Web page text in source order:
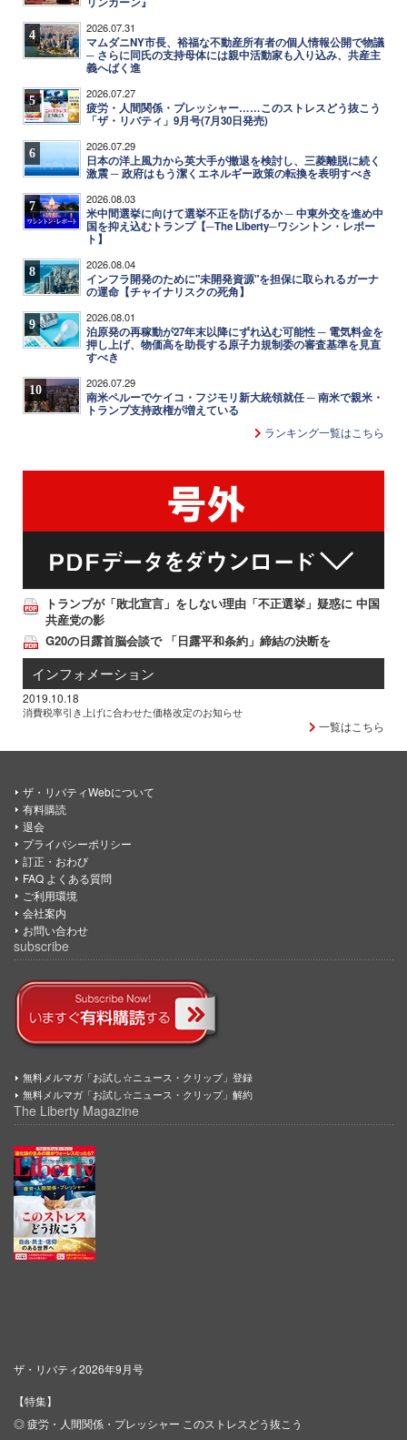
4 2026.07.31
マムダニNY市長、裕福な不動産所有者の個人情報公開で物議
─ さらに同氏の支持母体には親中活動家も入り込み、共産主
義へばく進
5 2026.07.27
疲労・人間関係・プレッシャー……このストレスどう抜こう
「ザ・リバティ」9月号(7月30日発売)
6 2026.07.29
日本の洋上風力から英大手が撤退を検討し、三菱離脱に続く
激震 ─ 政府はもう潔くエネルギー政策の転換を表明すべき
7 2026.08.03
米中間選挙に向けて選挙不正を防げるか ─ 中東外交を進め中
国を抑え込むトランプ【─The Liberty─ワシントン・レポー
ト】
8 2026.08.04
インフラ開発のために"未開発資源"を担保に取られるガーナ
の運命【チャイナリスクの死角】
9 2026.08.01
泊原発の再稼動が27年末以降にずれ込む可能性 ─ 電気料金を
押し上げ、物価高を助長する原子力規制委の審査基準を見直
すべき
10 2026.07.29
南米ペルーでケイコ・フジモリ新大統領就任 ─ 南米で親米・
トランプ支持政権が増えている
ランキング一覧はこちら
トランプが「敗北宣言」をしない理由「不正選挙」疑惑に 中国
共産党の影
G20の日露首脳会談で 「日露平和条約」締結の決断を
インフォメーション
2019.10.18
消費税率引き上げに合わせた価格改定のお知らせ
一覧はこちら
ザ・リバティWebについて
有料購読
退会
プライバシーポリシー
訂正・おわび
FAQ よくある質問
ご利用環境
会社案内
お問い合わせ
subscribe
無料メルマガ「お試し☆ニュース・クリップ」登録
無料メルマガ「お試し☆ニュース・クリップ」解約
The Liberty Magazine
ザ・リバティ2026年9月号
【特集】
◎ 疲労・人間関係・プレッシャー このストレスどう抜こう